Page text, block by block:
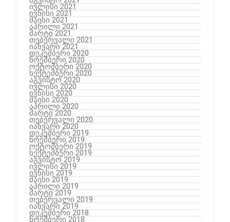
ივლისი 2021
ივნისი 2021
მაისი 2021
აპრილი 2021
მარტი 2021
თებერვალი 2021
იანვარი 2021
დეკემბერი 2020
ნოემბერი 2020
ოქტომბერი 2020
სექტემბერი 2020
აგვისტო 2020
ივლისი 2020
ივნისი 2020
მაისი 2020
აპრილი 2020
მარტი 2020
თებერვალი 2020
იანვარი 2020
დეკემბერი 2019
ნოემბერი 2019
ოქტომბერი 2019
სექტემბერი 2019
აგვისტო 2019
ივლისი 2019
ივნისი 2019
მაისი 2019
აპრილი 2019
მარტი 2019
თებერვალი 2019
იანვარი 2019
დეკემბერი 2018
ნოემბერი 2018